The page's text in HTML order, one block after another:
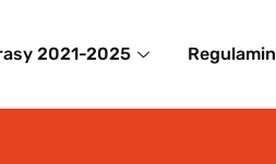
2021-2025 Regulamin